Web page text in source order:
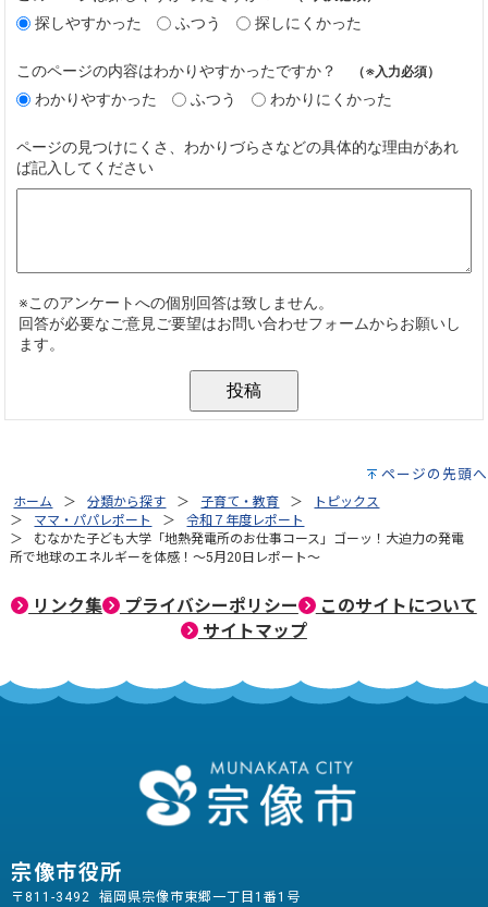
ページの先頭へ
ホーム 分類から探す 子育て・教育
トピックス
ママ・パパレポート
令和７年度レポート
むなかた子ども大学「地熱発電所のお仕事コース」ゴーッ！大迫力の発電
所で地球のエネルギーを体感！～5月20日レポート～
リンク集 プライバシーポリシー
このサイトについて
サイトマップ
宗像市役所
〒811-3492 福岡県宗像市東郷一丁目1番1号